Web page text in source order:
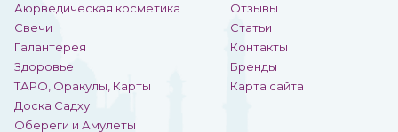
Аюрведическая косметика
Свечи
Галантерея
Здоровье
ТАРО, Оракулы, Карты
Доска Садху
Обереги и Амулеты
Отзывы
Статьи
Контакты
Бренды
Карта сайта